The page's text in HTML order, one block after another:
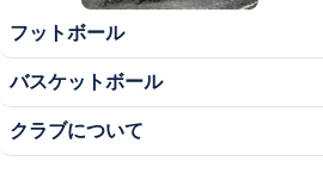
フットボール
バスケットボール
クラブについて